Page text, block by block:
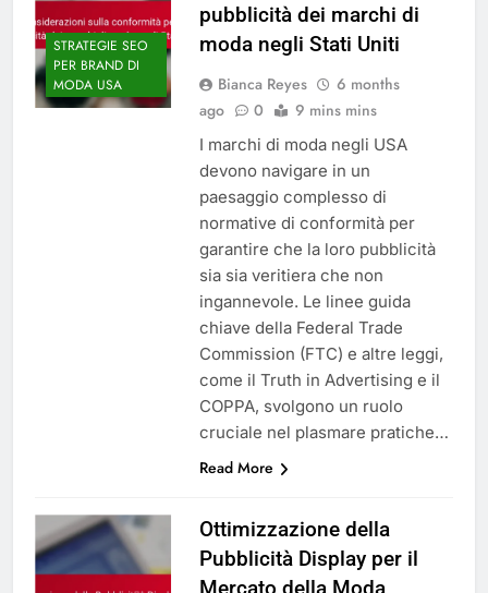
STRATEGIE SEO
PER BRAND DI
MODA USA
pubblicità dei marchi di
moda negli Stati Uniti
Bianca Reyes
6 months
ago
0 9 mins mins
I marchi di moda negli USA
devono navigare in un
paesaggio complesso di
normative di conformità per
garantire che la loro pubblicità
sia sia veritiera che non
ingannevole. Le linee guida
chiave della Federal Trade
Commission (FTC) e altre leggi,
come il Truth in Advertising e il
COPPA, svolgono un ruolo
cruciale nel plasmare pratiche…
Read More
Ottimizzazione della
Pubblicità Display per il
Mercato della Moda